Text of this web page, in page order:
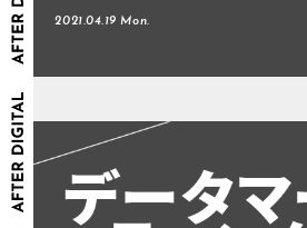
2021.04.19 Mon.